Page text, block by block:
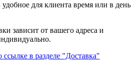
удобное для клиента время или в день
зависит от вашего адреса и
в разделе "Доставка"